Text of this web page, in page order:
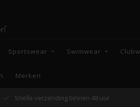
Sportswear Swimwear
Merken
binnen 48 uur